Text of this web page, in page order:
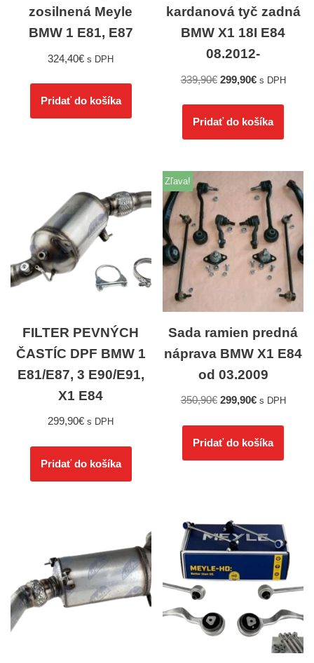
zosilnená Meyle
BMW 1 E81, E87
324,40€ s DPH
Pridať do košíka
kardanová tyč zadná
BMW X1 18I E84
08.2012-
339,90€ 299,90€ s DPH
Pridať do košíka
FILTER PEVNÝCH
ČASTÍC DPF BMW 1
E81/E87, 3 E90/E91,
X1 E84
299,90€ s DPH
Pridať do košíka
Zľava!
Sada ramien predná
náprava BMW X1 E84
od 03.2009
350,90€ 299,90€ s DPH
Pridať do košíka